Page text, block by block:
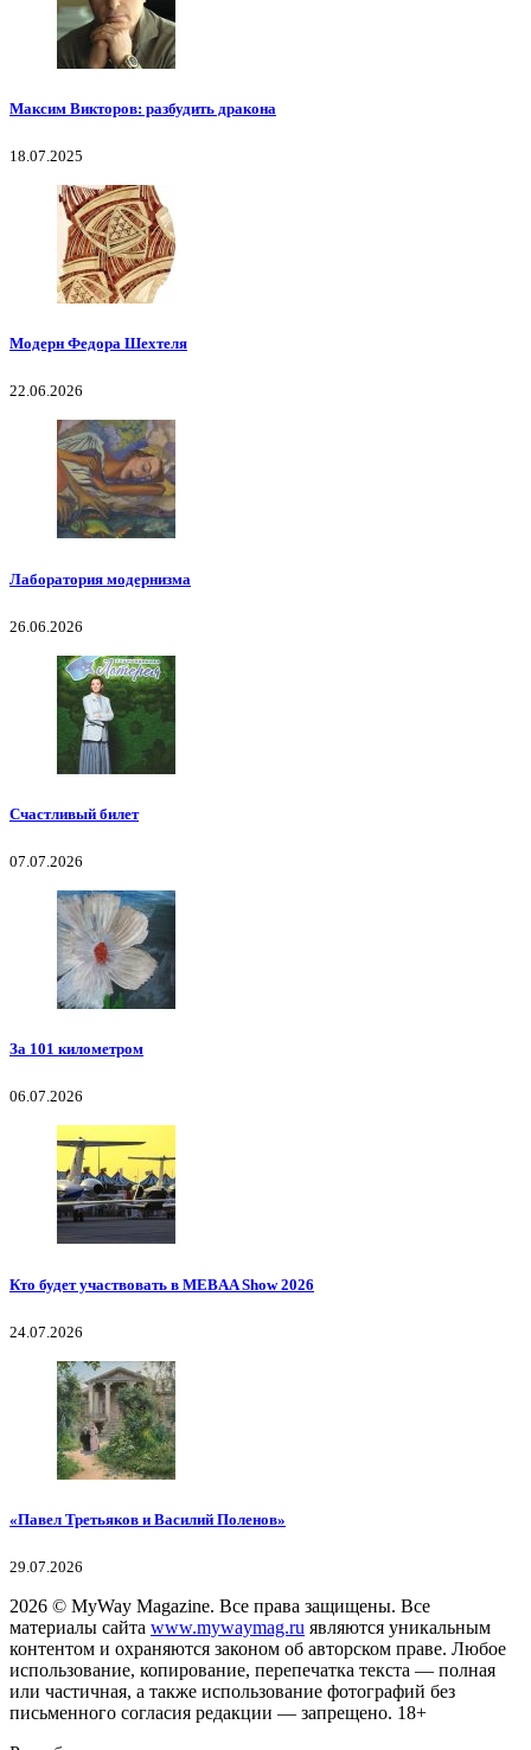
Максим Викторов: разбудить дракона
18.07.2025
Модерн Федора Шехтеля
22.06.2026
Лаборатория модернизма
26.06.2026
Счастливый билет
07.07.2026
За 101 километром
06.07.2026
Кто будет участвовать в MEBAA Show 2026
24.07.2026
«Павел Третьяков и Василий Поленов»
29.07.2026
2026 © MyWay Magazine. Все права защищены. Все
материалы сайта www.mywaymag.ru являются уникальным
контентом и охраняются законом об авторском праве. Любое
использование, копирование, перепечатка текста — полная
или частичная, а также использование фотографий без
письменного согласия редакции — запрещено. 18+